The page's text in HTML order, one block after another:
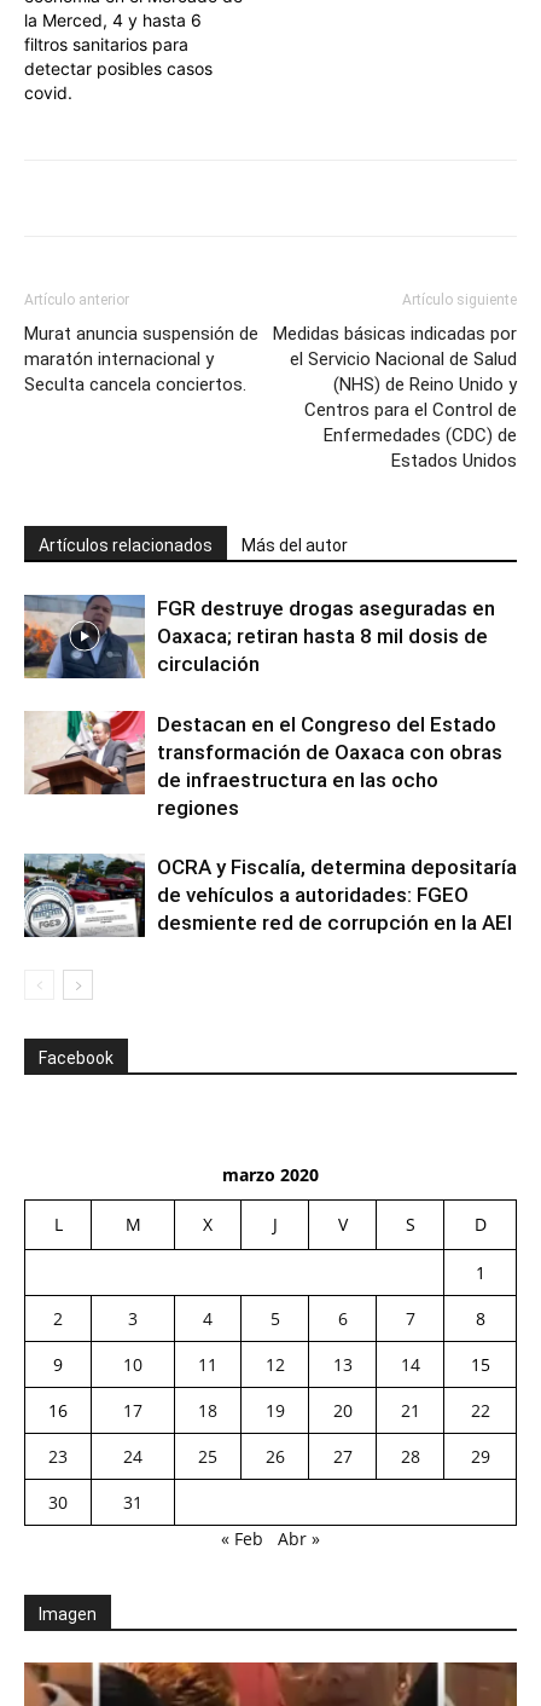
la Merced, 4 y hasta 6
filtros sanitarios para
detectar posibles casos
covid.
Artículo anterior
Murat anuncia suspensión de
maratón internacional y
Seculta cancela conciertos.
Artículo siguiente
Medidas básicas indicadas por
el Servicio Nacional de Salud
(NHS) de Reino Unido y
Centros para el Control de
Enfermedades (CDC) de
Estados Unidos
Artículos relacionados Más del autor
FGR destruye drogas aseguradas en
Oaxaca; retiran hasta 8 mil dosis de
circulación
Destacan en el Congreso del Estado
transformación de Oaxaca con obras
de infraestructura en las ocho
regiones
OCRA y Fiscalía, determina depositaría
de vehículos a autoridades: FGEO
desmiente red de corrupción en la AEI
Facebook
marzo 2020
L M X J V S D
1
2
3 4 5 6 7
8
9
10 11 12 13 14
15
16
17 18 19 20 21
22
23
24 25 26 27 28
29
30
31
« Feb
Abr »
Imagen